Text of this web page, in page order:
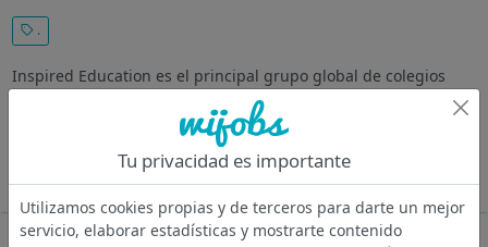
.
Inspired Education es el principal grupo global de colegios
privados premium, con una red de 121 centros educativos
distribuidos en seis continentes , que incorporan prácticas
pedagógicas consolidadas de todo el mundo. Gracias a ello,
más de 95.000...
Ver más
Oferta desactivada
Tu privacidad es importante
Utilizamos cookies propias y de terceros para darte un mejor
servicio, elaborar estadísticas y mostrarte contenido